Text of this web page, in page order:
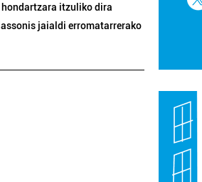
itzuliko dira
jaialdi erromatarrerako